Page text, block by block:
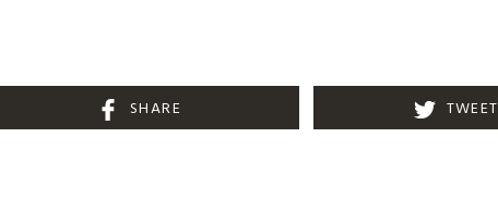
SHARE TWEET